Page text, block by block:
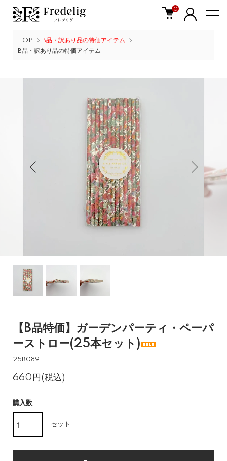
0
TOP
B品・訳あり品の特価アイテム
B品・訳あり品の特価アイテム
【B品特価】ガーデンパーティ・ペーパ
ーストロー(25本セット)
25B089
660円(税込)
購入数
セット